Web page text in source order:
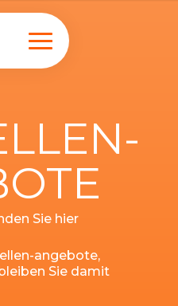
Sie hier
angebote,
Sie damit